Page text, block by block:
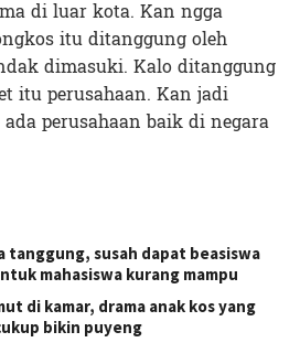
di luar kota. Kan ngga
itu ditanggung oleh
dimasuki. Kalo ditanggung
itu perusahaan. Kan jadi
perusahaan baik di negara
tanggung, susah dapat beasiswa
mahasiswa kurang mampu
di kamar, drama anak kos yang
bikin puyeng